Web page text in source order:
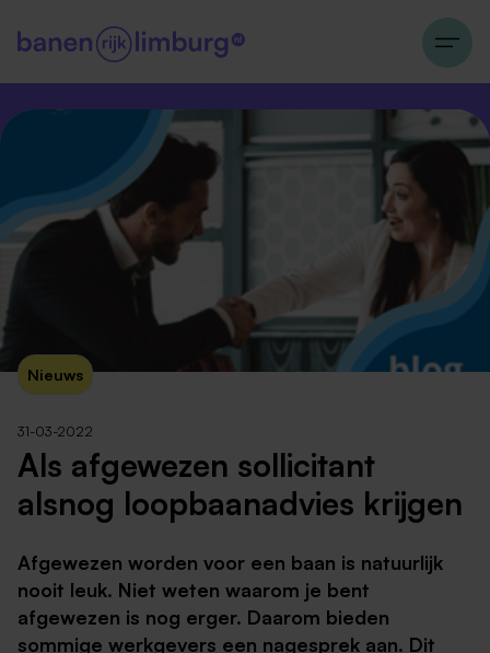
Nieuws
31-03-2022
Als afgewezen sollicitant
alsnog loopbaanadvies krijgen
Afgewezen worden voor een baan is natuurlijk
nooit leuk. Niet weten waarom je bent
afgewezen is nog erger. Daarom bieden
sommige werkgevers een nagesprek aan. Dit